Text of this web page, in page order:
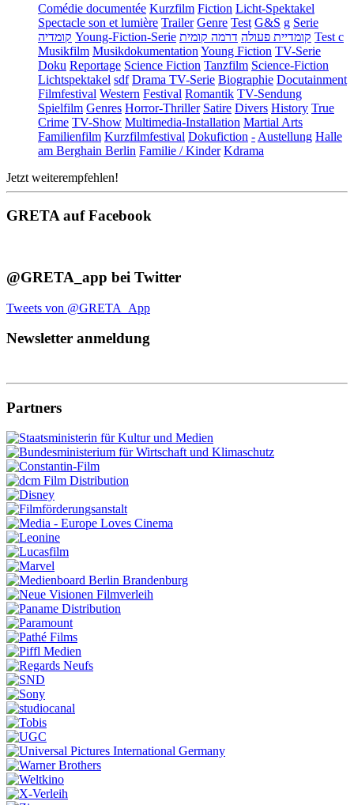
Comédie documentée Kurzfilm Fiction Licht-Spektakel
Spectacle son et lumière Trailer Genre Test G&S g Serie
קומדיה Young-Fiction-Serie קומדיית פעולה דרמה קומית
Test c
Musikfilm Musikdokumentation Young Fiction TV-Serie
Doku Reportage Science Fiction Tanzfilm Science-Fiction
Lichtspektakel sdf Drama TV-Serie Biographie Docutainment
Filmfestival Western Festival Romantik TV-Sendung
Spielfilm Genres Horror-Thriller Satire Divers History True
Crime TV-Show Multimedia-Installation Martial Arts
Familienfilm Kurzfilmfestival Dokufiction - Austellung Halle
am Berghain Berlin Familie / Kinder Kdrama
Jetzt weiterempfehlen!
GRETA auf Facebook
@GRETA_app bei Twitter
Tweets von @GRETA_App
Newsletter anmeldung
Partners